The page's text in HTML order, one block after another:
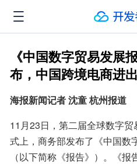
《中国数字贸易发展
布，中国跨境电商进
海报新闻记者 沈童 杭州报道
11月23日，第二届全球数字
式上，商务部发布了《中国数
（以下简称《报告》）。《